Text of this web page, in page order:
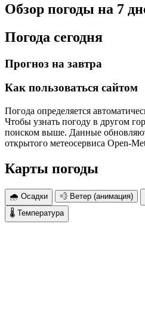
Обзор погоды на 7
Погода сегодня
Прогноз на завтра
Как пользоваться сайтом
Погода определяется
Чтобы узнать погоду в другом
поиском выше. Данные
открытого метеосервиса Open-
Карты погоды
🌧 Осадки 💨 Ветер (анимация)
🌡 Температура